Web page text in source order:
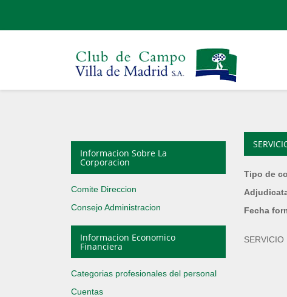
Informacion Sobre La
Corporacion
Comite Direccion
Consejo Administracion
Informacion Economico
Financiera
Categorias profesionales del personal
Cuentas
Tipo de
Fecha
SERVICIO